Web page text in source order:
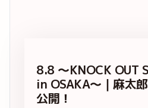
8.8 ～KNOCK OUT
in OSAKA～｜麻太
公開！